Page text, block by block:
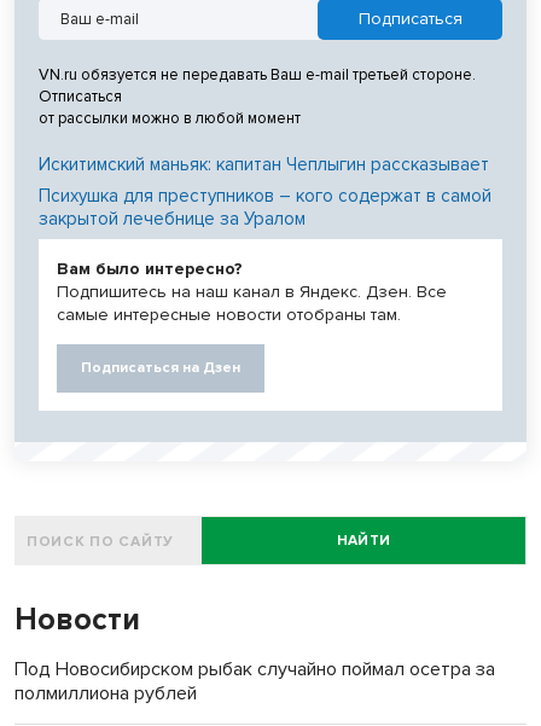
VN.ru обязуется не передавать Ваш e-mail третьей стороне.
Отписаться
от рассылки можно в любой момент
Искитимский маньяк: капитан Чеплыгин рассказывает
Психушка для преступников – кого содержат в самой
закрытой лечебнице за Уралом
Вам было интересно?
Подпишитесь на наш канал в Яндекс. Дзен. Все
самые интересные новости отобраны там.
Подписаться на Дзен
НАЙТИ
Новости
Под Новосибирском рыбак случайно поймал осетра за
полмиллиона рублей